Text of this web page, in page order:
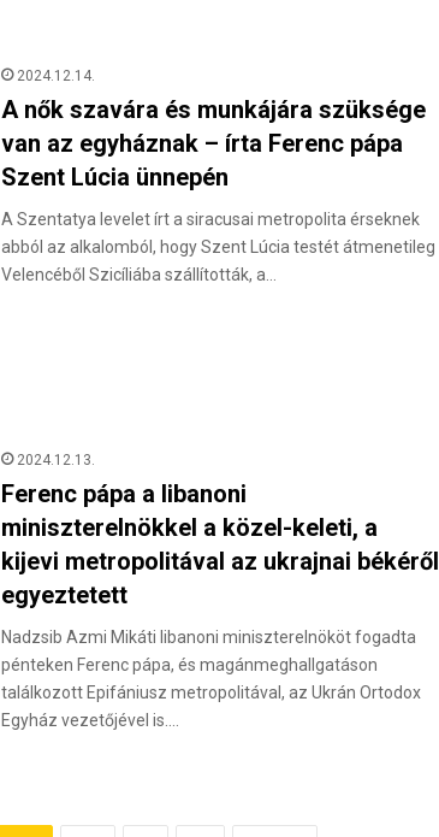
2024.12.14.
A nők szavára és munkájára szüksége
van az egyháznak – írta Ferenc pápa
Szent Lúcia ünnepén
A Szentatya levelet írt a siracusai metropolita érseknek
abból az alkalomból, hogy Szent Lúcia testét átmenetileg
Velencéből Szicíliába szállították, a…
2024.12.13.
Ferenc pápa a libanoni
miniszterelnökkel a közel-keleti, a
kijevi metropolitával az ukrajnai békéről
egyeztetett
Nadzsib Azmi Mikáti libanoni miniszterelnököt fogadta
pénteken Ferenc pápa, és magánmeghallgatáson
találkozott Epifániusz metropolitával, az Ukrán Ortodox
Egyház vezetőjével is.…